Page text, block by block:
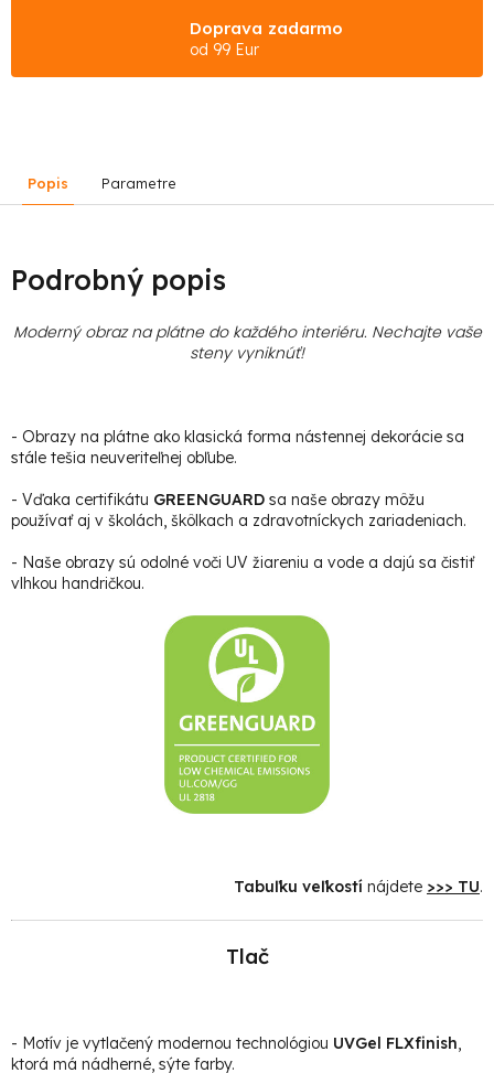
Doprava zadarmo
od 99 Eur
Popis Parametre
Podrobný popis
Moderný obraz na plátne do každého interiéru. Nechajte vaše
steny vyniknúť!
- Obrazy na plátne ako klasická forma nástennej dekorácie sa
stále tešia neuveriteľnej obľube.
- Vďaka certifikátu GREENGUARD sa naše obrazy môžu
používať aj v školách, škôlkach a zdravotníckych zariadeniach.
- Naše obrazy sú odolné voči UV žiareniu a vode a dajú sa čistiť
vlhkou handričkou.
Tabuľku veľkostí nájdete >>> TU.
Tlač
- Motív je vytlačený modernou technológiou UVGel FLXfinish,
ktorá má nádherné, sýte farby.